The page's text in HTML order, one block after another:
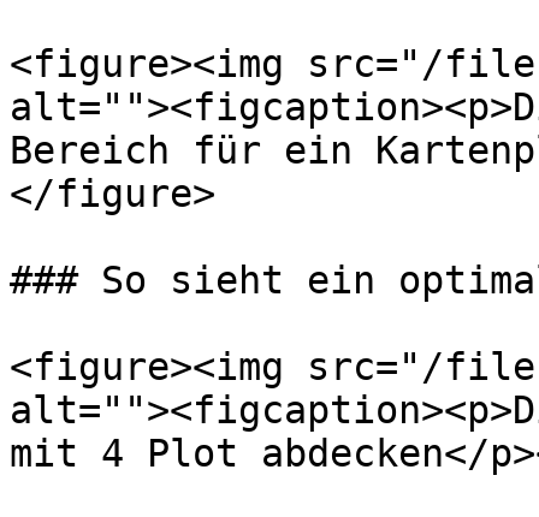
<figure><img src="/files/
Bereich für ein
</figure>
### So sieht ein
<figure><img src="/files/
mit 4 Plot abdecken</